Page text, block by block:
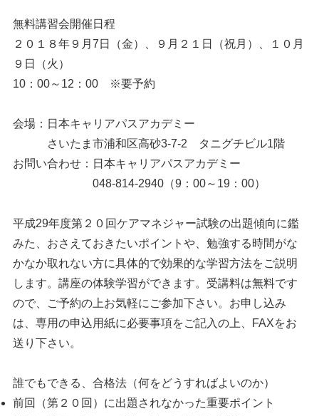
無料講習会開催日程
２０１８年９月7日（金）、９月２１日（祝月）、１０月
９日（火）
10：00～12：00 ※要予約
会場：日本キャリアパスアカデミー
さいたま市浦和区高砂3-7-2 タニグチビル1階
お問い合わせ：日本キャリアパスアカデミー
048-814-2940（9：00～19：00）
平成29年度第２０回ケアマネジャー試験の出題傾向に鑑
みた、おさえておきたいポイントや、勉強する時間がな
かなか取れない方に具体的で効果的な学習方法をご説明
します。講座の体験学習ができます。受講料は無料です
ので、ご予約の上お気軽にご参加下さい。お申し込み
は、専用の申込用紙に必要事項をご記入の上、FAXをお
送り下さい。
誰でもできる、合格法（何をどうすればよいのか）
前回（第２０回）に出題されなかった重要ポイント